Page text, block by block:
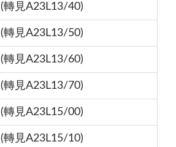
(轉見A23L13/40)
(轉見A23L13/50)
(轉見A23L13/60)
(轉見A23L13/70)
(轉見A23L15/00)
(轉見A23L15/10)